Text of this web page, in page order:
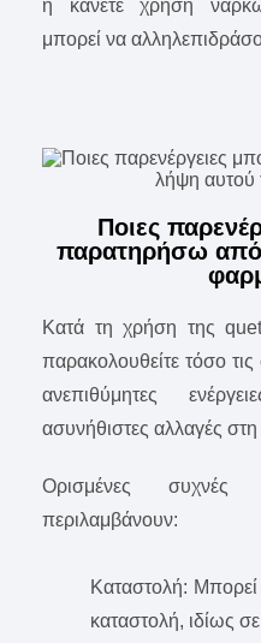
ή κάνετε χρήση
μπορεί να
Ποιες
παρατηρήσω από
Κατά τη χρήση της
παρακολουθείτε τόσο
ανεπιθύμητες
ασυνήθιστες αλλαγές
Ορισμένες συχνές
περιλαμβάνουν:
Καταστολή:
καταστολή, ιδίως